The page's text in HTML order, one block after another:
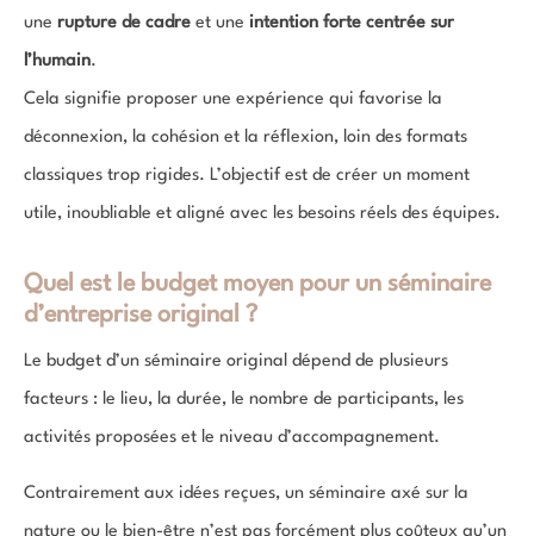
une rupture de cadre et une intention forte centrée sur
l’humain.
Cela signifie proposer une expérience qui favorise la
déconnexion, la cohésion et la réflexion, loin des formats
classiques trop rigides. L’objectif est de créer un moment
utile, inoubliable et aligné avec les besoins réels des équipes.
Quel est le budget moyen pour un séminaire
d’entreprise original ?
Le budget d’un séminaire original dépend de plusieurs
facteurs : le lieu, la durée, le nombre de participants, les
activités proposées et le niveau d’accompagnement.
Contrairement aux idées reçues, un séminaire axé sur la
nature ou le bien-être n’est pas forcément plus coûteux qu’un